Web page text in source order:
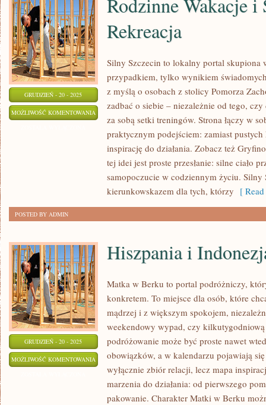
GRUDZIEŃ - 20 - 2025
MOŻLIWOŚĆ KOMENTOWANIA
Rekreacja
Silny Szczecin to lokalny portal skupiona
przypadkiem, tylko wynikiem
z myślą o osobach z stolicy Pomorza
zadbać o siebie – niezależnie od tego,
za sobą setki treningów. Strona łączy w
praktycznym podejściem: zamiast pustych
inspirację do działania. Zobacz też
tej idei jest proste przesłanie: silne ciało
samopoczucie w codziennym życiu. Silny
kierunkowskazem dla tych, którzy [
POSTED BY ADMIN
GRUDZIEŃ - 20 - 2025
MOŻLIWOŚĆ KOMENTOWANIA HISZPANIA
INDONEZJA
Hiszpania i
Matka w Berku to portal podróżniczy,
konkretem. To miejsce dla osób, które
mądrzej i z większym spokojem,
weekendowy wypad, czy
podróżowanie może być proste nawet
obowiązków, a w kalendarzu pojawiają
wyłącznie zbiór relacji, lecz mapa
marzenia do działania: od pierwszego
pakowanie. Charakter Matki w Berku